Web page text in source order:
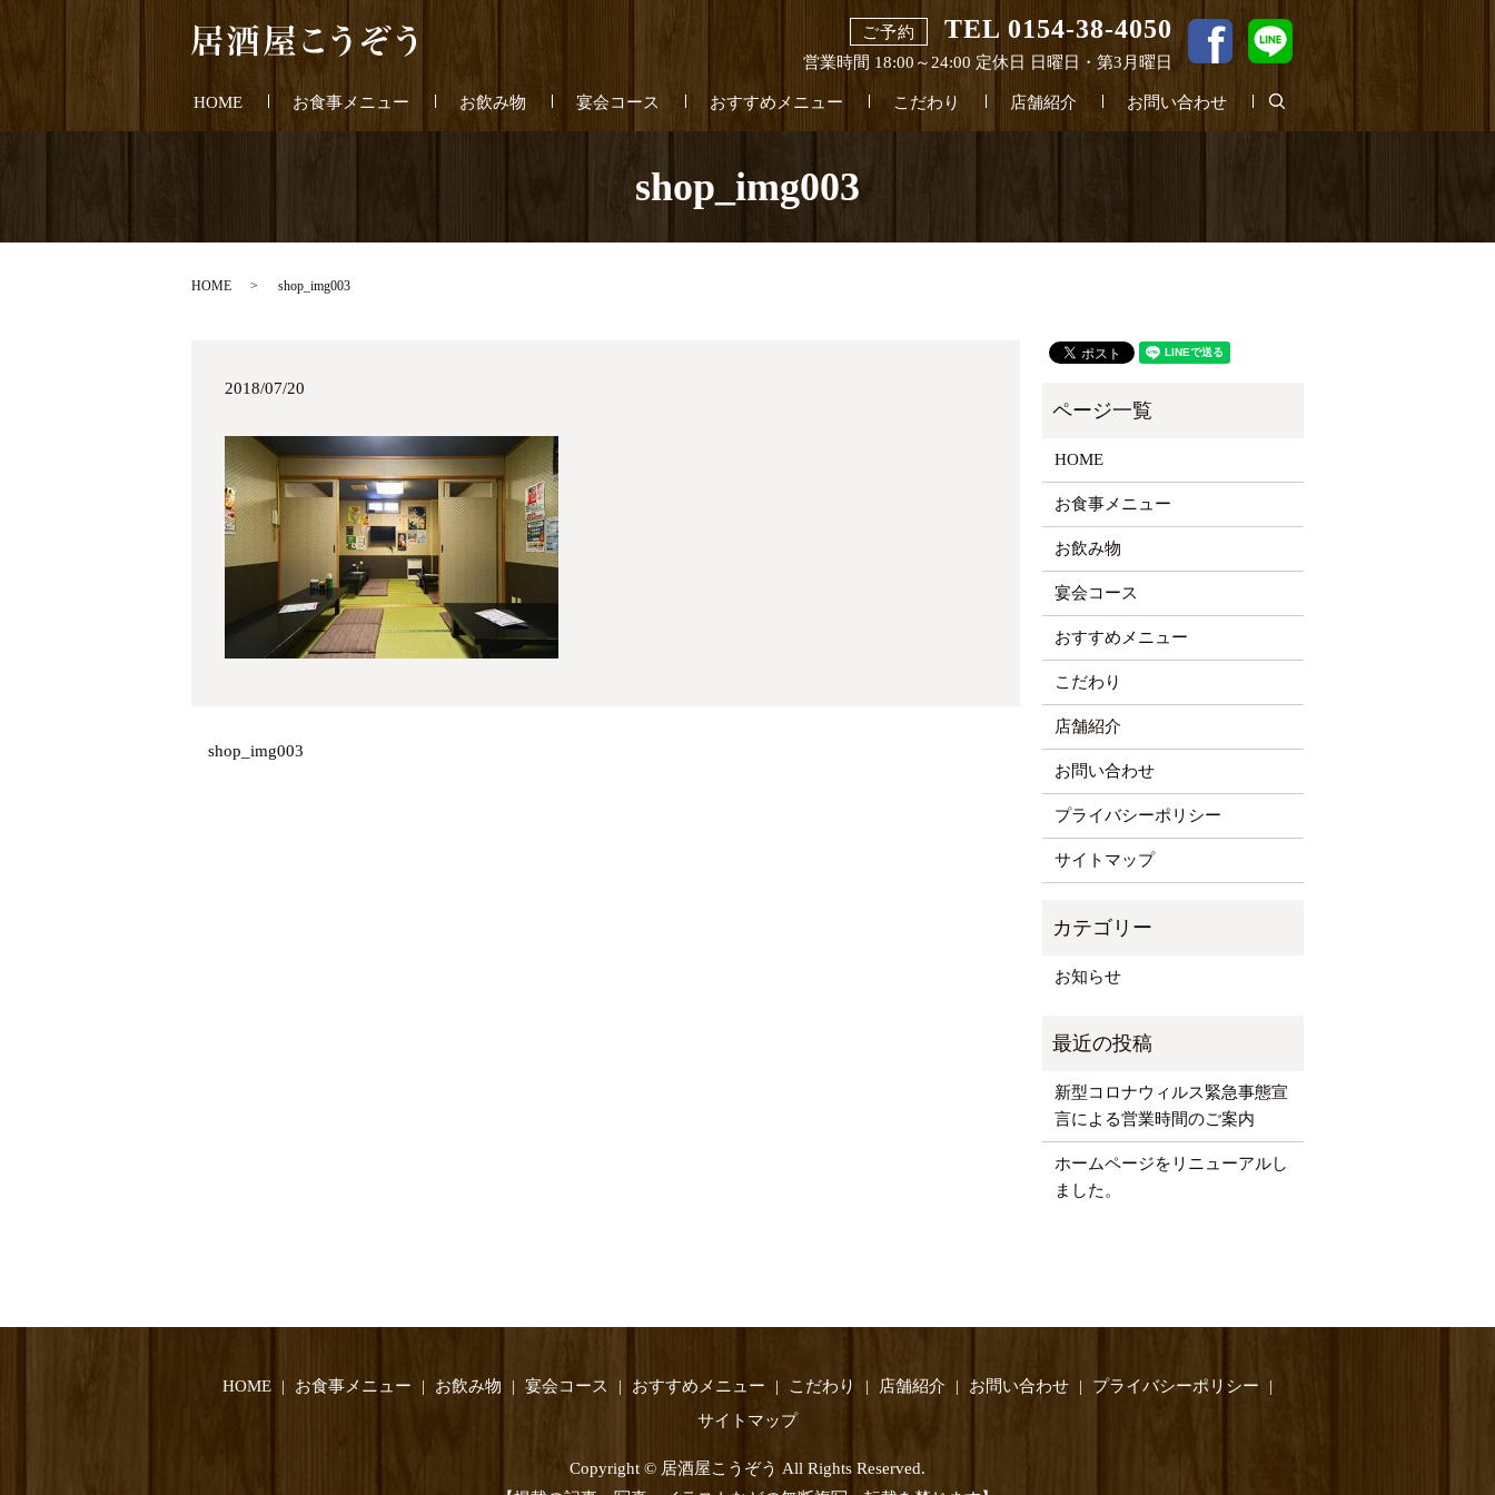
ご予約 TEL 0154-38-4050
営業時間 18:00～24:00 定休日 日曜日・第3月曜日
HOME お食事メニュー お飲み物 宴会コース おすすめメニュー こだわり 店舗紹介 お問い合わせ search
shop_img003
HOME shop_img003
2018/07/20
shop_img003
HOME
お食事メニュー
お飲み物
宴会コース
おすすめメニュー
こだわり
店舗紹介
お問い合わせ
プライバシーポリシー
サイトマップ
お知らせ
新型コロナウィルス緊急事態宣
言による営業時間のご案内
ホームページをリニューアルし
ました。
HOME お食事メニュー お飲み物 宴会コース おすすめメニュー こだわり 店舗紹介 お問い合わせ
プライバシーポリシー
サイトマップ
Copyright © 居酒屋こうぞう All Rights Reserved.